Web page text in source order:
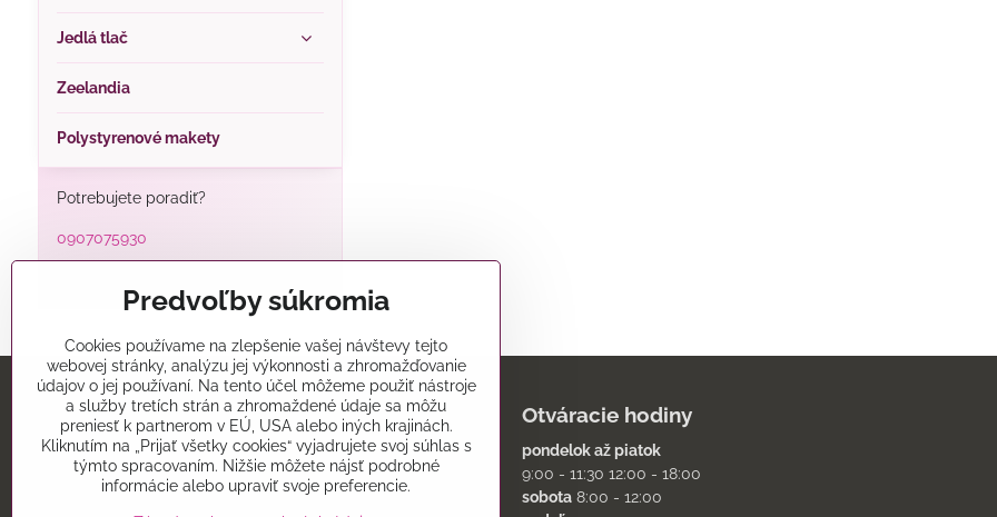
Jedlá tlač
Zeelandia
Polystyrenové makety
Potrebujete poradiť?
0907075930
Predajňa
Alatorty
Mikovíniho 15
Trnava 91701
Otváracie hodiny
pondelok až piatok
9:00 - 11:30 12:00 - 18:00
sobota8:00 - 12:00
Predvoľby súkromia
Cookies používame na zlepšenie vašej návštevy tejto
webovej stránky, analýzu jej výkonnosti a zhromažďovanie
údajov o jej používaní. Na tento účel môžeme použiť nástroje
a služby tretích strán a zhromaždené údaje sa môžu
preniesť k partnerom v EÚ, USA alebo iných krajinách.
Kliknutím na „Prijať všetky cookies“ vyjadrujete svoj súhlas s
týmto spracovaním. Nižšie môžete nájsť podrobné
informácie alebo upraviť svoje preferencie.